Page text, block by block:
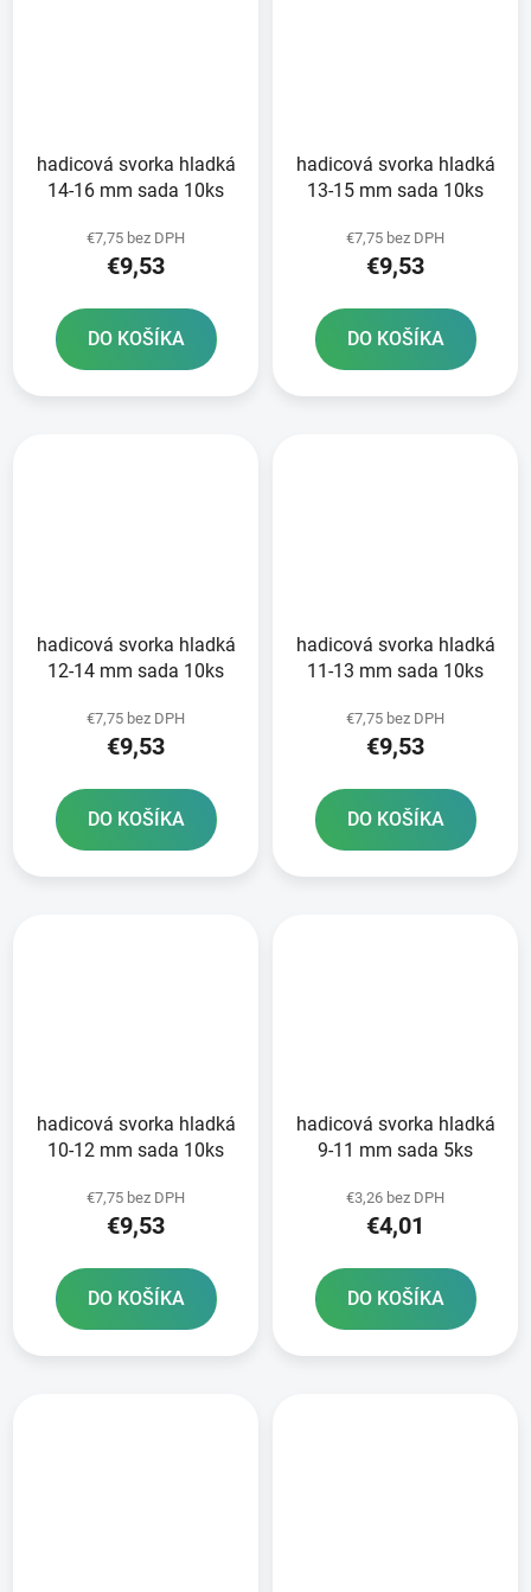
hadicová svorka hladká
14-16 mm sada 10ks
€7,75 bez DPH
€9,53
DO KOŠÍKA
hadicová svorka hladká
13-15 mm sada 10ks
€7,75 bez DPH
€9,53
DO KOŠÍKA
hadicová svorka hladká
12-14 mm sada 10ks
€7,75 bez DPH
€9,53
DO KOŠÍKA
hadicová svorka hladká
11-13 mm sada 10ks
€7,75 bez DPH
€9,53
DO KOŠÍKA
hadicová svorka hladká
10-12 mm sada 10ks
€7,75 bez DPH
€9,53
DO KOŠÍKA
hadicová svorka hladká
9-11 mm sada 5ks
€3,26 bez DPH
€4,01
DO KOŠÍKA